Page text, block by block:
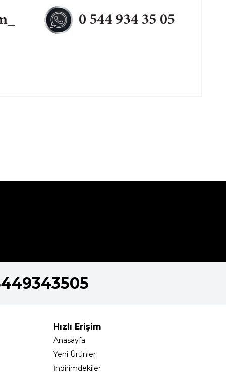
Hızlı Erişim
Anasayfa
Yeni Ürünler
İndirimdekiler